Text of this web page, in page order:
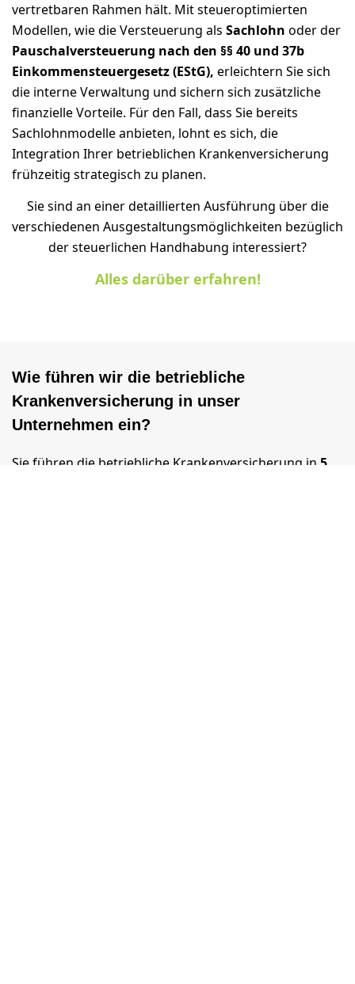
vertretbaren Rahmen hält. Mit steueroptimierten
Modellen, wie die Versteuerung als Sachlohn oder der
Pauschalversteuerung nach den §§ 40 und 37b
Einkommensteuergesetz (EStG), erleichtern Sie sich
die interne Verwaltung und sichern sich zusätzliche
finanzielle Vorteile. Für den Fall, dass Sie bereits
Sachlohnmodelle anbieten, lohnt es sich, die
Integration Ihrer betrieblichen Krankenversicherung
frühzeitig strategisch zu planen.
Sie sind an einer detaillierten Ausführung über die
verschiedenen Ausgestaltungsmöglichkeiten bezüglich
der steuerlichen Handhabung interessiert?
Alles darüber erfahren!
Wie führen wir die betriebliche
Krankenversicherung in unser
Unternehmen ein?
Sie führen die betriebliche Krankenversicherung in 5